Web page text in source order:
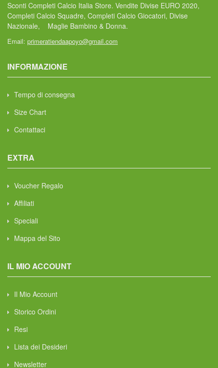
Sconti Completi Calcio Italia Store. Vendite Divise EURO 2020,
Completi Calcio Squadre, Completi Calcio Giocatori, Divise
Nazionale, Maglie Bambino & Donna.
Email: primeratiendaapoyo@gmail.com
INFORMAZIONE
Tempo di consegna
Size Chart
Contattaci
EXTRA
Voucher Regalo
Affiliati
Speciali
Mappa del Sito
IL MIO ACCOUNT
Il Mio Account
Storico Ordini
Resi
Lista dei Desideri
Newsletter